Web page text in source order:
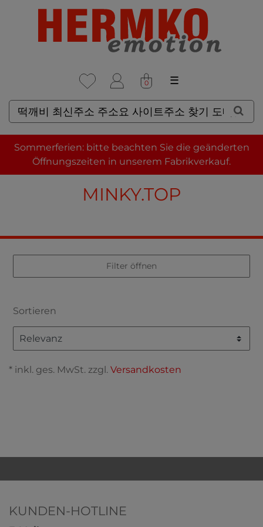
0 ☰
Sommerferien: bitte beachten Sie die geänderten
Öffnungszeiten in unserem Fabrikverkauf.
SUCHERGEBNISSE FÜR: 떡
깨비 최신주소 주소요 사이트주
소 찾기 도메인 주소 링크 찾기
MINKY.TOP
Filter öffnen
Sortieren
* inkl. ges. MwSt. zzgl. Versandkosten
KUNDEN-HOTLINE